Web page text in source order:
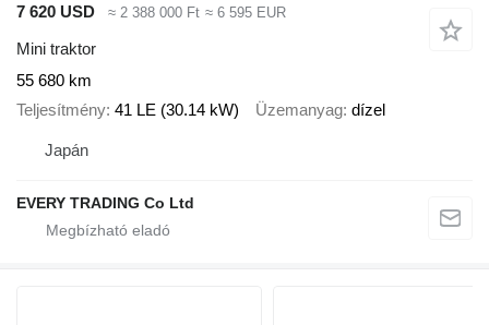
7 620 USD
≈ 2 388 000 Ft ≈ 6 595 EUR
Mini traktor
55 680 km
Teljesítmény 41 LE (30.14 kW) Üzemanyag dízel
Japán
EVERY TRADING Co Ltd